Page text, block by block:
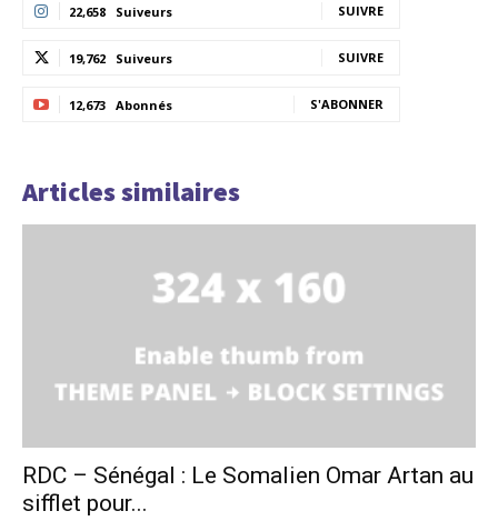
22,658 Suiveurs SUIVRE
19,762 Suiveurs SUIVRE
12,673 Abonnés S'ABONNER
Articles similaires
RDC – Sénégal : Le Somalien Omar Artan au
sifflet pour...